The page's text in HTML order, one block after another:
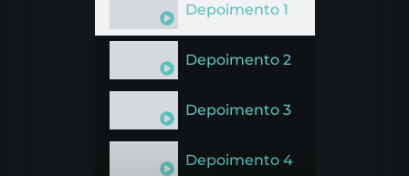
Depoimento 1
Depoimento 2
Depoimento 3
Depoimento 4